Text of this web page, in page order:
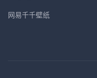
网易千千壁纸